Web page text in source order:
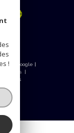
by Google |
légales
Cookies
!